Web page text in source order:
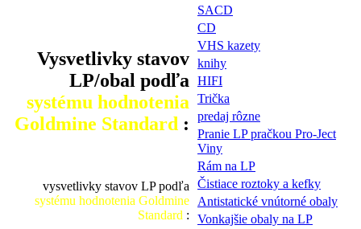
Vysvetlivky stavov
LP/obal podľa
systému hodnotenia
Goldmine Standard :
vysvetlivky stavov LP podľa
systému hodnotenia Goldmine
Standard :
SACD
CD
VHS kazety
knihy
HIFI
Trička
predaj rôzne
Pranie LP pračkou Pro-Ject
Viny
Rám na LP
Čistiace roztoky a kefky
Antistatické vnútorné obaly
Vonkajšie obaly na LP